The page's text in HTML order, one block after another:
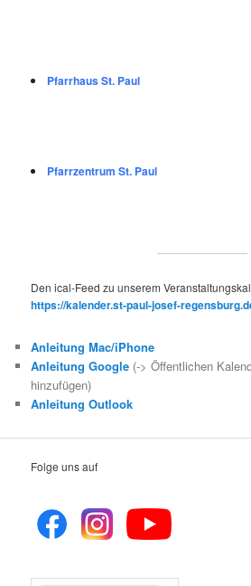
Pfarrhaus St. Paul
Pfarrzentrum St. Paul
Den ical-Feed zu unserem
https://kalender.st-paul-josef-
Anleitung Mac/iPhone
Anleitung Google (-> Öffentlichen
hinzufügen)
Anleitung Outlook
Folge uns auf